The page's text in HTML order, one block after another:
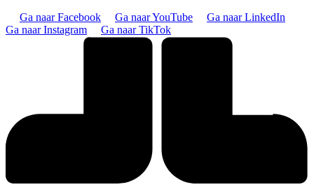
Ga naar Facebook
Ga naar YouTube
Ga naar LinkedIn
Ga naar Instagram
Ga naar TikTok